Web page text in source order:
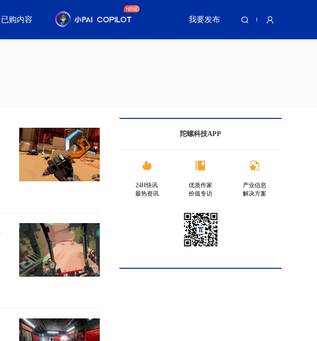
已购内容 我要发布
陀螺科技APP
24H快讯
最热资讯
优质作家
价值专访
产业信息
解决方案